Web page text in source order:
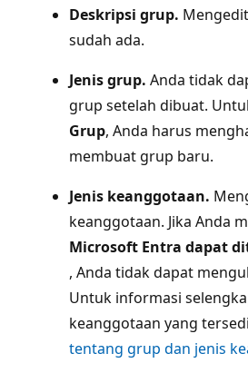
Deskripsi grup.
sudah ada.
Jenis grup. Anda tidak
grup setelah dibuat.
Grup, Anda harus
membuat grup baru.
Jenis keanggotaan.
keanggotaan. Jika Anda
Microsoft Entra dapat
, Anda tidak dapat
Untuk informasi
keanggotaan yang
tentang grup dan jenis